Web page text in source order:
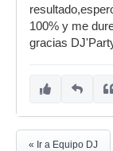
100% y me
gracias
« Ir a Equipo DJ